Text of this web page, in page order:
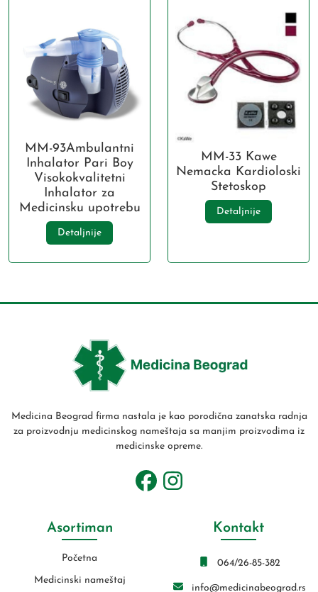
MM-93Ambulantni
Inhalator Pari Boy
Visokokvalitetni
Inhalator za
Medicinsku upotrebu
Detaljnije
MM-33 Kawe
Nemacka Kardioloski
Stetoskop
Detaljnije
Medicina Beograd firma nastala je kao porodična zanatska radnja
za proizvodnju medicinskog nameštaja sa manjim proizvodima iz
medicinske opreme.
Asortiman
Početna
Medicinski nameštaj
Kontakt
064/26-85-382
info@medicinabeograd.rs